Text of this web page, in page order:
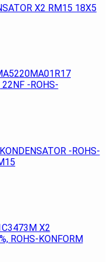
X2 RM15 18X5
22NF -ROHS-
-ROHS-
X2
ROHS-KONFORM